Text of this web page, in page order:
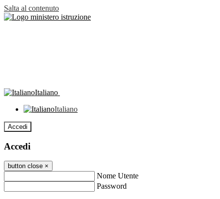
Salta al contenuto
Italiano
Italiano
Accedi
Accedi
button close ×
Nome Utente
Password